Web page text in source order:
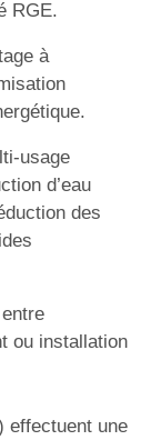
RGE.
à
usage
d’eau
des
ou installation
effectuent une